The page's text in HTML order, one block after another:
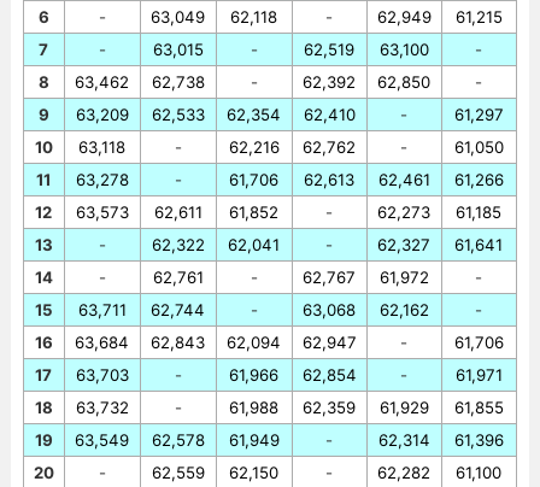
6
7
8
9
10
11
12
13
14
15
16
17
18
19
20
-
-
63,462
63,209
63,118
63,278
63,573
-
-
63,711
63,684
63,703
63,732
63,549
-
63,049
63,015
62,738
62,533
-
-
62,611
62,322
62,761
62,744
62,843
-
-
62,578
62,559
62,118
-
-
62,354
62,216
61,706
61,852
62,041
-
-
62,094
61,966
61,988
61,949
62,150
-
62,519
62,392
62,410
62,762
62,613
-
-
62,767
63,068
62,947
62,854
62,359
-
-
62,949
63,100
62,850
-
-
62,461
62,273
62,327
61,972
62,162
-
-
61,929
62,314
62,282
61,215
-
-
61,297
61,050
61,266
61,185
61,641
-
-
61,706
61,971
61,855
61,396
61,100